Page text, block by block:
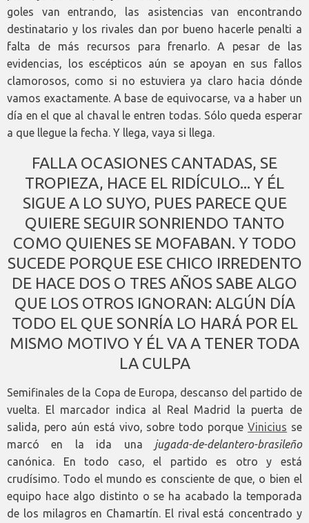
goles van entrando, las asistencias van encontrando
destinatario y los rivales dan por bueno hacerle penalti a
falta de más recursos para frenarlo. A pesar de las
evidencias, los escépticos aún se apoyan en sus fallos
clamorosos, como si no estuviera ya claro hacia dónde
vamos exactamente. A base de equivocarse, va a haber un
día en el que al chaval le entren todas. Sólo queda esperar
a que llegue la fecha. Y llega, vaya si llega.
FALLA OCASIONES CANTADAS, SE
TROPIEZA, HACE EL RIDÍCULO... Y ÉL
SIGUE A LO SUYO, PUES PARECE QUE
QUIERE SEGUIR SONRIENDO TANTO
COMO QUIENES SE MOFABAN. Y TODO
SUCEDE PORQUE ESE CHICO IRREDENTO
DE HACE DOS O TRES AÑOS SABE ALGO
QUE LOS OTROS IGNORAN: ALGÚN DÍA
TODO EL QUE SONRÍA LO HARÁ POR EL
MISMO MOTIVO Y ÉL VA A TENER TODA
LA CULPA
Semifinales de la Copa de Europa, descanso del partido de
vuelta. El marcador indica al Real Madrid la puerta de
salida, pero aún está vivo, sobre todo porqueVinicius se
marcó en la ida una jugada-de-delantero-brasileño
canónica. En todo caso, el partido es otro y está
crudísimo. Todo el mundo es consciente de que, o bien el
equipo hace algo distinto o se ha acabado la temporada
de los milagros en Chamartín. El rival está concentrado y